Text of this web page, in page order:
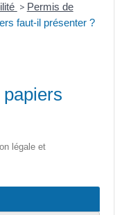
> Permis de
faut-il présenter ?
légale et